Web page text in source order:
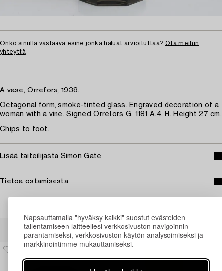
Napsauttamalla "hyväksy kaikki" suostut evästeiden
tallentamiseen laitteellesi verkkosivuston navigoinnin
parantamiseksi, verkkosivuston käytön analysoimiseksi ja
markkinointimme mukauttamiseksi.
Onko sinulla vastaava esine jonka haluat arvioituttaa? Ota meihin
yhteyttä
A vase, Orrefors, 1938.
Octagonal form, smoke-tinted glass. Engraved decoration of a
woman with a vine. Signed Orrefors G. 1181 A.4. H. Height 27 cm.
Chips to foot.
Lisää taiteilijasta Simon Gate
Tietoa ostamisesta
Muiden katsomia kohteita